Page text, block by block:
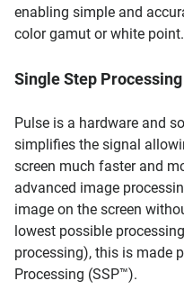
enabling simple and
color gamut or white point.
Single Step Processing
Pulse is a hardware and
simplifies the signal
screen much faster and
advanced image
image on the screen
lowest possible
processing), this is made
Processing (SSP™).